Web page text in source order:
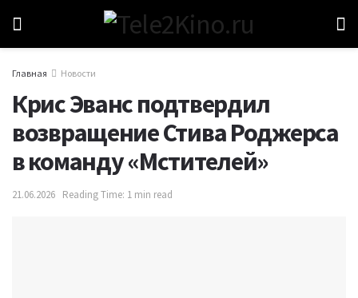
Главная Новости
Крис Эванс подтвердил
возвращение Стива Роджерса
в команду «Мстителей»
21.06.2026 Reading Time: 1 min read